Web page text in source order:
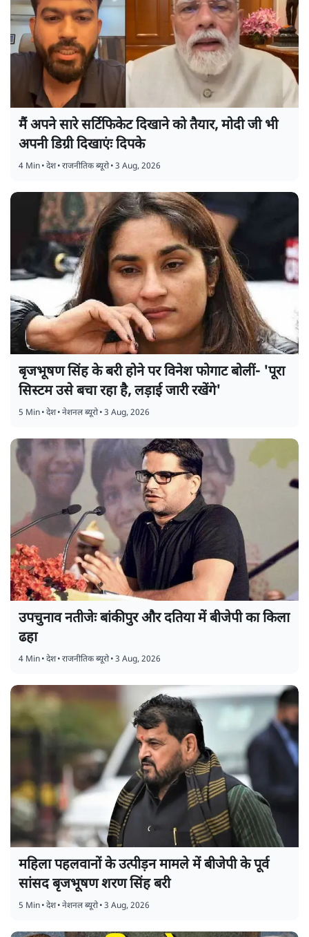
मैं अपने सारे सर्टिफिकेट दिखाने को तैयार, मोदी जी भी
अपनी डिग्री दिखाएंः दिपके
4 Min•देश•राजनीतिक ब्यूरो•3 Aug, 2026
बृजभूषण सिंह के बरी होने पर विनेश फोगाट बोलीं- 'पूरा
सिस्टम उसे बचा रहा है, लड़ाई जारी रखेंगे'
5 Min•देश•नेशनल ब्यूरो•3 Aug, 2026
उपचुनाव नतीजेः बांकीपुर और दतिया में बीजेपी का किला
ढहा
4 Min•देश•राजनीतिक ब्यूरो•3 Aug, 2026
महिला पहलवानों के उत्पीड़न मामले में बीजेपी के पूर्व
सांसद बृजभूषण शरण सिंह बरी
5 Min•देश•नेशनल ब्यूरो•3 Aug, 2026